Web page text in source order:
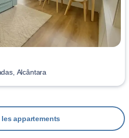
Alcântara
appartements